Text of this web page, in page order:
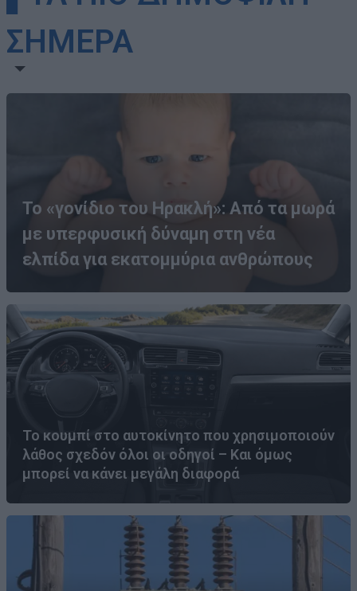
ΣΗΜΕΡΑ
Το «γονίδιο του Ηρακλή»: Από τα μωρά
με υπερφυσική δύναμη στη νέα
ελπίδα για εκατομμύρια ανθρώπους
Το κουμπί στο αυτοκίνητο που χρησιμοποιούν
λάθος σχεδόν όλοι οι οδηγοί – Και όμως
μπορεί να κάνει μεγάλη διαφορά